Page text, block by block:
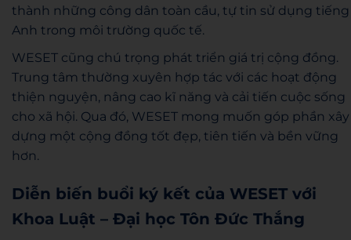
thành những công dân toàn cầu, tự tin sử dụng tiếng
Anh trong môi trường quốc tế.
WESET cũng chú trọng phát triển giá trị cộng đồng.
Trung tâm thường xuyên hợp tác với các hoạt động
thiện nguyện, nâng cao kĩ năng và cải tiến cuộc sống
cho xã hội. Qua đó, WESET mong muốn góp phần xây
dựng một cộng đồng tốt đẹp, tiên tiến và bền vững
hơn.
Diễn biến buổi ký kết của WESET với
Khoa Luật – Đại học Tôn Đức Thắng